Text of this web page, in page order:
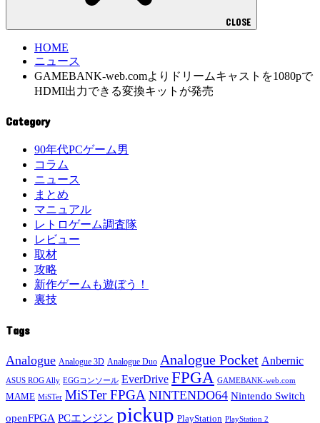
CLOSE
HOME
ニュース
GAMEBANK-web.comよりドリームキャストを1080pで
HDMI出力できる変換キットが発売
Category
90年代PCゲーム男
コラム
ニュース
まとめ
マニュアル
レトロゲーム調査隊
レビュー
取材
攻略
新作ゲームも遊ぼう！
裏技
Tags
Analogue Analogue 3D Analogue Duo Analogue Pocket Anbernic
ASUS ROG Ally EGGコンソール EverDrive FPGA GAMEBANK-web.com
MAME MiSTer MiSTer FPGA NINTENDO64 Nintendo Switch
openFPGA PCエンジン pickup PlayStation PlayStation 2